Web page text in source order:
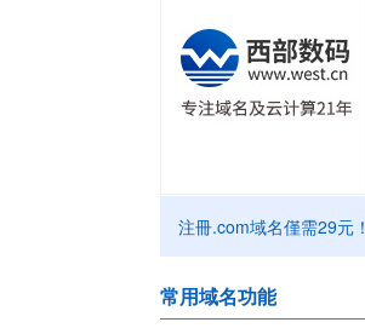
注冊.com域名僅需29元！
常用域名功能